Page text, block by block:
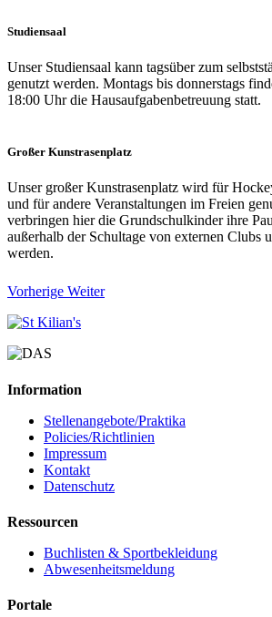
Studiensaal
Unser Studiensaal kann tagsüber zum
genutzt werden. Montags bis donnerstags
18:00 Uhr die Hausaufgabenbetreuung statt.
Großer Kunstrasenplatz
Unser großer Kunstrasenplatz wird für
und für andere Veranstaltungen im Freien
verbringen hier die Grundschulkinder ihre
außerhalb der Schultage von externen Clubs
werden.
Vorherige Weiter
Information
Stellenangebote/Praktika
Policies/Richtlinien
Impressum
Kontakt
Datenschutz
Ressourcen
Buchlisten & Sportbekleidung
Abwesenheitsmeldung
Portale